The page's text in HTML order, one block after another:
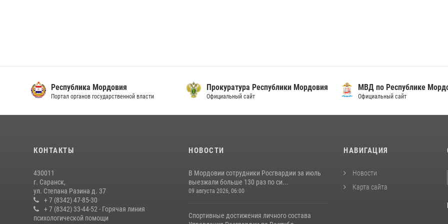
Республика Мордовия
Портал органов государственной власти
Прокуратура Республики Мордовия
Официальный сайт
МВД по Республике
Официальный сайт
КОНТАКТЫ
430011
г. Саранск,
ул. Степана Разина д. 37
+ 7 (8342) 47-85-30
+ 7 (8342) 33-44-52 - Горячая линия
психологической помощи
НОВОСТИ
В Мордовии сотрудники Росгвардии за июль
выезжали больше 130 раз по си...
09 августа 2026, 06:00
Спортивные достижения личного состава
НАВИГАЦИЯ
Новости
Карта сайта